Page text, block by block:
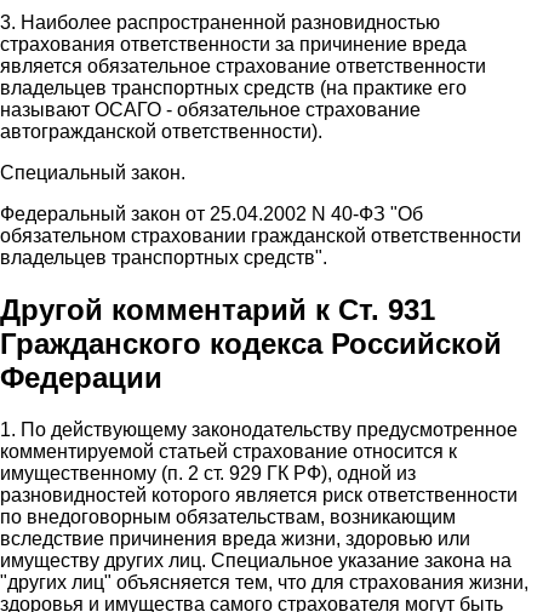
3. Наиболее распространенной разновидностью
страхования ответственности за причинение вреда
является обязательное страхование ответственности
владельцев транспортных средств (на практике его
называют ОСАГО - обязательное страхование
автогражданской ответственности).
Специальный закон.
Федеральный закон от 25.04.2002 N 40-ФЗ "Об
обязательном страховании гражданской ответственности
владельцев транспортных средств".
Другой комментарий к Ст. 931
Гражданского кодекса Российской
Федерации
1. По действующему законодательству предусмотренное
комментируемой статьей страхование относится к
имущественному (п. 2 ст. 929 ГК РФ), одной из
разновидностей которого является риск ответственности
по внедоговорным обязательствам, возникающим
вследствие причинения вреда жизни, здоровью или
имуществу других лиц. Специальное указание закона на
"других лиц" объясняется тем, что для страхования жизни,
здоровья и имущества самого страхователя могут быть